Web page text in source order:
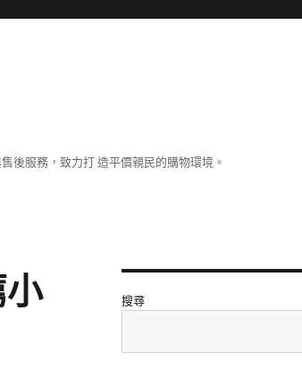
後服務，致力打 造平價親民的購物環境。
搜尋